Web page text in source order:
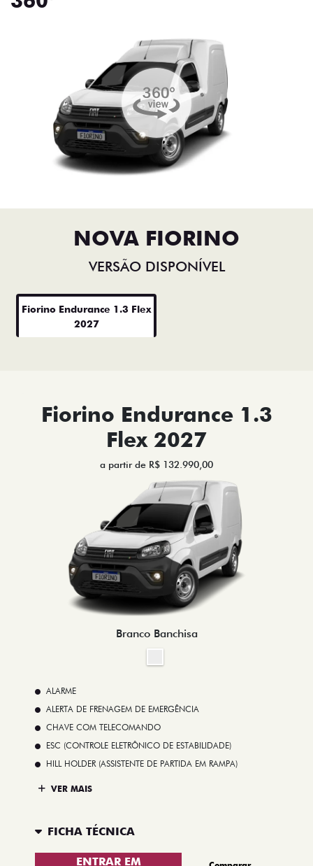
NOVA FIORINO
VERSÃO DISPONÍVEL
Fiorino Endurance 1.3 Flex
2027
Fiorino Endurance 1.3
Flex 2027
a partir de R$ 132.990,00
Branco Banchisa
ALARME
ALERTA DE FRENAGEM DE EMERGÊNCIA
CHAVE COM TELECOMANDO
ESC (CONTROLE ELETRÔNICO DE ESTABILIDADE)
HILL HOLDER (ASSISTENTE DE PARTIDA EM RAMPA)
VER MAIS
FICHA TÉCNICA
ENTRAR EM